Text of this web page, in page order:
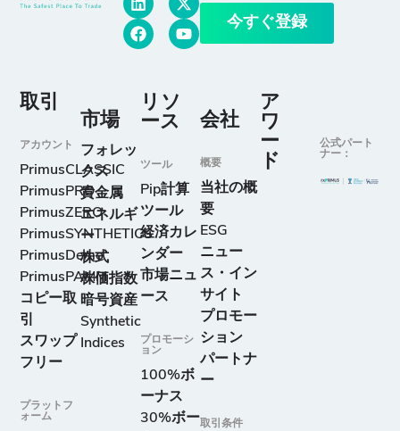
今すぐ登録
取引
アカウント
PrimusCLASSIC
PrimusPRO
PrimusZERO
PrimusSYNTHETICS
PrimusDemo
PrimusPAMM
コピー取
引
スワップ
フリー
プラットフ
ォーム
市場
フォレッ
クス
貴金属
エネルギ
ー
株式
株価指数
暗号資産
Synthetic
Indices
リソ
ース
ツール
Pip計算
ツール
経済カレ
ンダー
市場ニュ
ース
プロモーシ
ョン
100%ボ
ーナス
30%ボー
会社
概要
当社の概
要
ESG
ニュー
ス・イン
サイト
プロモー
ション
パートナ
ー
取引条件
ア
ワ
ー
ド
公式パート
ナー：